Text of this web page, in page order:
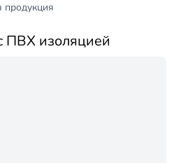
продукция
ПВХ изоляцией